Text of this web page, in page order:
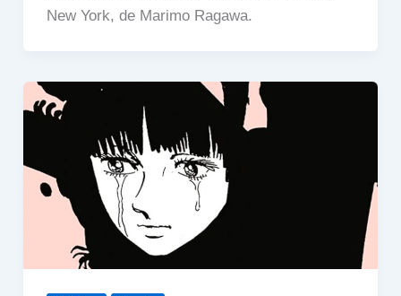
New York, de Marimo Ragawa.